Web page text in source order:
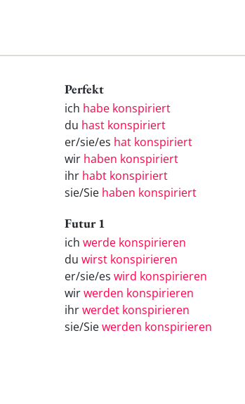
Perfekt
ich habe konspiriert
du hast konspiriert
er/sie/es hat konspiriert
wir haben konspiriert
ihr habt konspiriert
sie/Sie haben konspiriert
Futur 1
ich werde konspirieren
du wirst konspirieren
er/sie/es wird konspirieren
wirwerden konspirieren
ihrwerdet konspirieren
sie/Siewerden konspirieren